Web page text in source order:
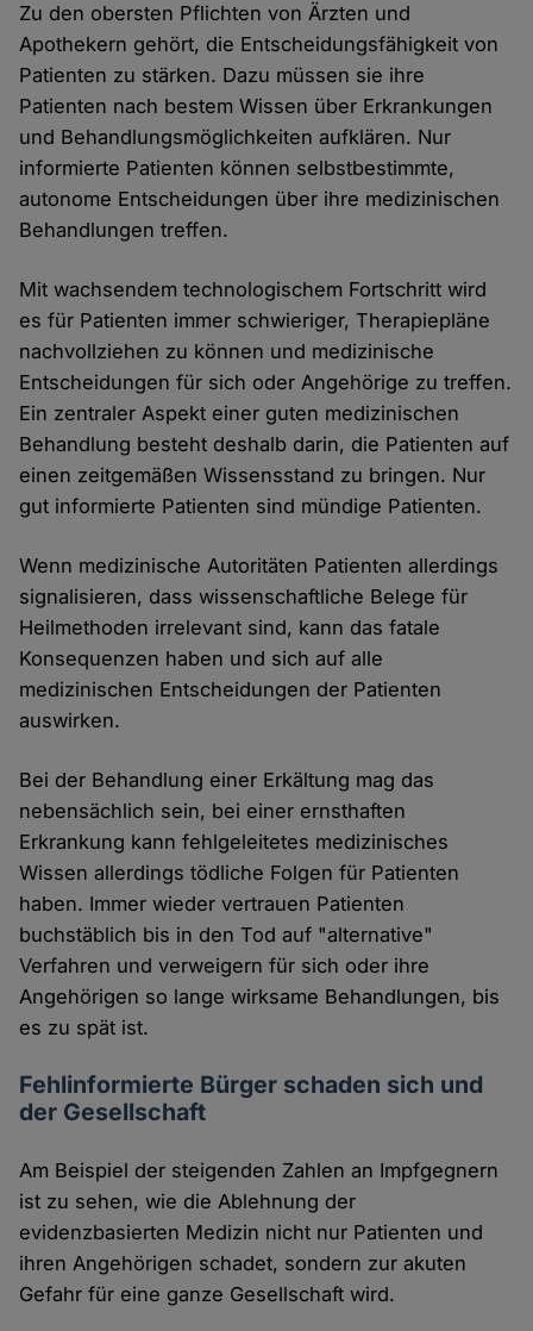
Zu den obersten Pflichten von Ärzten und
Apothekern gehört, die Entscheidungsfähigkeit von
Patienten zu stärken. Dazu müssen sie ihre
Patienten nach bestem Wissen über Erkrankungen
und Behandlungsmöglichkeiten aufklären. Nur
informierte Patienten können selbstbestimmte,
autonome Entscheidungen über ihre medizinischen
Behandlungen treffen.
Mit wachsendem technologischem Fortschritt wird
es für Patienten immer schwieriger, Therapiepläne
nachvollziehen zu können und medizinische
Entscheidungen für sich oder Angehörige zu treffen.
Ein zentraler Aspekt einer guten medizinischen
Behandlung besteht deshalb darin, die Patienten auf
einen zeitgemäßen Wissensstand zu bringen. Nur
gut informierte Patienten sind mündige Patienten.
Wenn medizinische Autoritäten Patienten allerdings
signalisieren, dass wissenschaftliche Belege für
Heilmethoden irrelevant sind, kann das fatale
Konsequenzen haben und sich auf alle
medizinischen Entscheidungen der Patienten
auswirken.
Bei der Behandlung einer Erkältung mag das
nebensächlich sein, bei einer ernsthaften
Erkrankung kann fehlgeleitetes medizinisches
Wissen allerdings tödliche Folgen für Patienten
haben. Immer wieder vertrauen Patienten
buchstäblich bis in den Tod auf "alternative"
Verfahren und verweigern für sich oder ihre
Angehörigen so lange wirksame Behandlungen, bis
es zu spät ist.
Fehlinformierte Bürger schaden sich und
der Gesellschaft
Am Beispiel der steigenden Zahlen an Impfgegnern
ist zu sehen, wie die Ablehnung der
evidenzbasierten Medizin nicht nur Patienten und
ihren Angehörigen schadet, sondern zur akuten
Gefahr für eine ganze Gesellschaft wird.